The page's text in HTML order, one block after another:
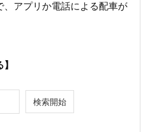
アプリか電話による配車が